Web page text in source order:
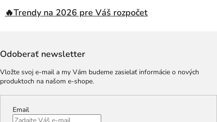
🔥Trendy na 2026 pre Váš rozpočet
Odoberať newsletter
Vložte svoj e-mail a my Vám budeme zasielať informácie o nových
produktoch na našom e-shope.
Email